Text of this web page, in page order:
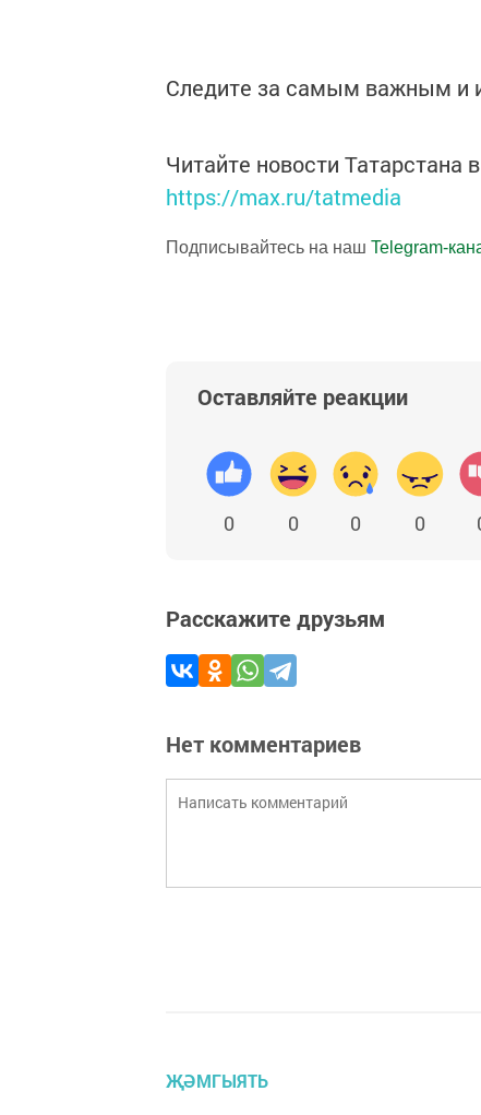
Следите за самым важным и
Читайте новости
https://max.ru/tatmedia
Подписывайтесь на наш Telegram-
Оставляйте реакции
0 0 0 0
Расскажите друзьям
Нет комментариев
ҖӘМГЫЯТЬ